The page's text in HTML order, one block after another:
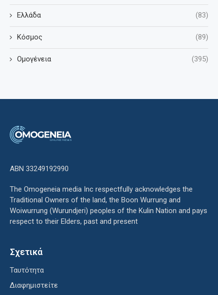
Ελλάδα (83)
Κόσμος (89)
Ομογένεια (395)
ΑΒΝ 33249192990
The Omogeneia media Inc respectfully acknowledges the
Traditional Owners of the land, the Boon Wurrung and
Woiwurrung (Wurundjeri) peoples of the Kulin Nation and pays
respect to their Elders, past and present
Σχετικά
Ταυτότητα
Διαφημιστείτε